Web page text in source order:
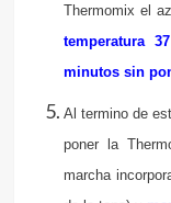
Thermomix el
temperatura
minutos sin
Al termino de
poner la
marcha